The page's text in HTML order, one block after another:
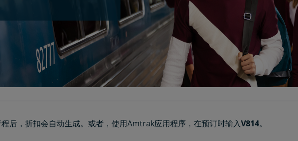
后，折扣会自动生成。或者，使用Amtrak应用程序，在预订时输入V814。